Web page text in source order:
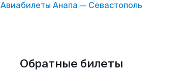
Авиабилеты Анапа — Севастополь
Обратные билеты